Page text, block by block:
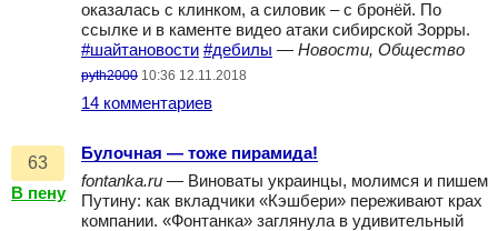
оказалась с клинком, а силовик – с бронёй. По
ссылке и в каменте видео атаки сибирской Зорры.
#шайтановости #дебилы — Новости, Общество
pyth2000 10:36 12.11.2018
14 комментариев
63
В пену
Булочная — тоже пирамида!
fontanka.ru — Виноваты украинцы, молимся и пишем
Путину: как вкладчики «Кэшбери» переживают крах
компании. «Фонтанка» заглянула в удивительный